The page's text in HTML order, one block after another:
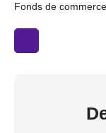
Fonds de